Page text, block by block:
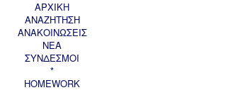
ΑΡΧΙΚΗ
AΝΑΖΗΤΗΣΗ
ΑΝΑΚΟΙΝΩΣΕΙΣ
ΝΕΑ
ΣΥΝΔΕΣΜΟΙ
*
HOMEWORK